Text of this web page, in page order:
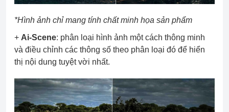
*Hình ảnh chỉ mang tính chất minh họa sản phẩm
+ Ai-Scene: phân loại hình ảnh một cách thông minh
và điều chỉnh các thông số theo phân loại đó để hiển
thị nội dung tuyệt vời nhất.